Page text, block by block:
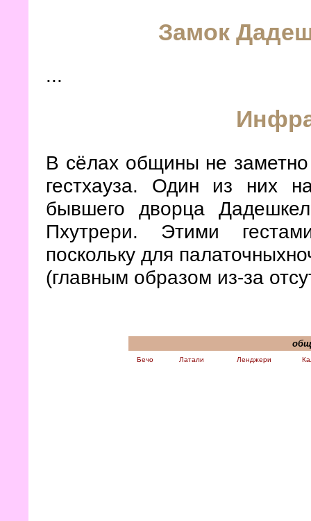
Замок
...
В сёлах общины не
гестхауза. Один из них
бывшего дворца
Пхутрери. Этими
поскольку для
(главным образом из-за
Бечо Латали Ленджери